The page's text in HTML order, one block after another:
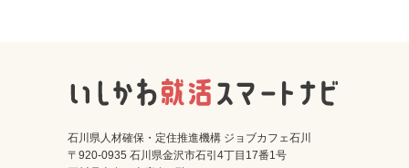
石川県人材確保・定住推進機構 ジョブカフェ石川
〒920-0935 石川県金沢市石引4丁目17番1号